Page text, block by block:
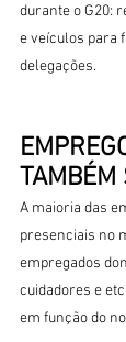
durante o G20:
e veículos para
delegações.
TAMBÉM
A maioria das
presenciais no
empregados
cuidadores e
em função do